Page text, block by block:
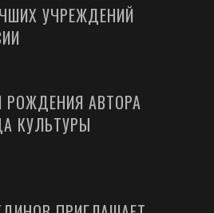
УЧРЕЖДЕНИЙ
РОЖДЕНИЯ АВТОРА
КУЛЬТУРЫ